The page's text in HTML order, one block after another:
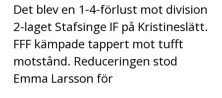
Det blev en 1-4-förlust mot division
2-laget Stafsinge IF på Kristineslätt.
FFF kämpade tappert mot tufft
motstånd. Reduceringen stod
Emma Larsson för